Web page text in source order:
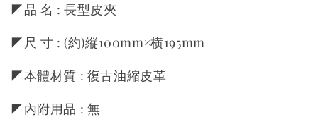
◤品 名 : 長型皮夾
◤尺 寸 : (約)縦100mm×横195mm
◤本體材質 : 復古油縮皮革
◤內附用品 : 無